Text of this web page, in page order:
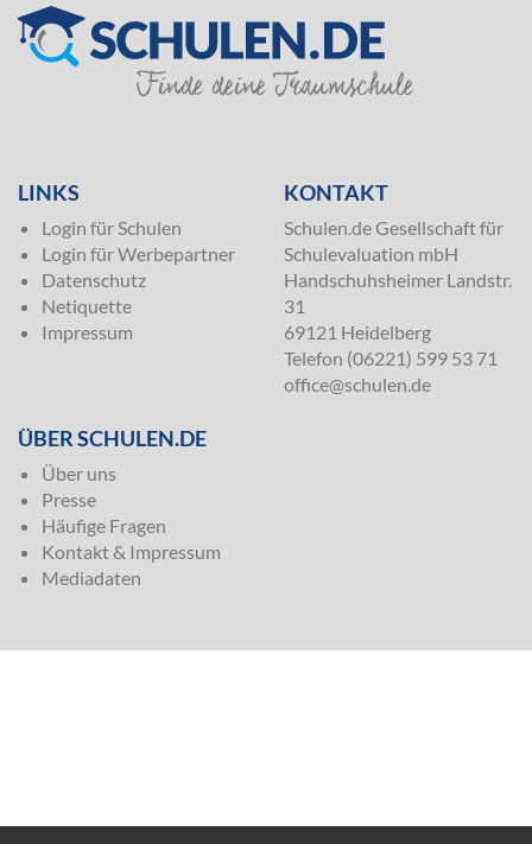
LINKS
Login für Schulen
Login für Werbepartner
Datenschutz
Netiquette
Impressum
KONTAKT
Schulen.de Gesellschaft für
Schulevaluation mbH
Handschuhsheimer Landstr.
31
69121 Heidelberg
Telefon (06221) 599 53 71
office@schulen.de
ÜBER SCHULEN.DE
Über uns
Presse
Häufige Fragen
Kontakt & Impressum
Mediadaten